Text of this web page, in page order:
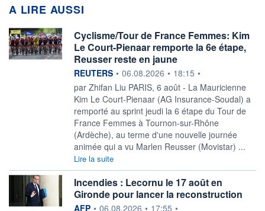
A LIRE AUSSI
Cyclisme/Tour de France Femmes: Kim
Le Court-Pienaar remporte la 6e étape,
Reusser reste en jaune
information fournie par
REUTERS • 06.08.2026 • 18:15 •
par Zhifan Liu PARIS, ‌6 août - La Mauricienne
Kim ​Le Court-Pienaar (AG Insurance-Soudal) a
remporté au sprint jeudi la 6 étape du ​Tour de
France Femmes à Tournon-sur-Rhône
(Ardèche), au ​terme d'une nouvelle ⁠journée
animée qui a vu ‌Marlen Reusser (Movistar) ...
Lire la suite
Incendies : Lecornu le 17 août en
Gironde pour lancer la reconstruction
information fournie par
AFP • 06.08.2026 • 17:55 •